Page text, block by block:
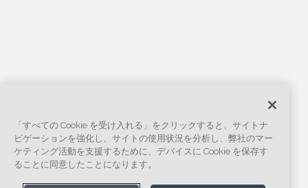
「すべての Cookie を受け入れる」をクリックすると、サイトナ
ビゲーションを強化し、サイトの使用状況を分析し、弊社のマー
ケティング活動を支援するために、デバイスに Cookie を保存す
ることに同意したことになります。